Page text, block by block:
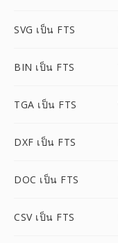
SVG เป็น FTS
BIN เป็น FTS
TGA เป็น FTS
DXF เป็น FTS
DOC เป็น FTS
CSV เป็น FTS